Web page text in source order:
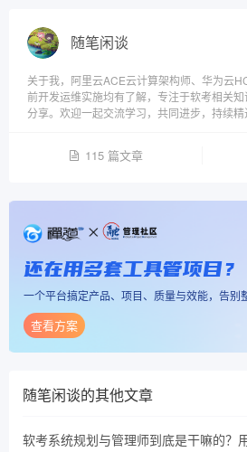
随笔闲谈
关于我，阿里云ACE云计算架构师、华为云
前开发运维实施均有了解，专注于软考相关
分享。欢迎一起交流学习，共同进步，持续精
115 篇文章
还在用多套工具管项目？
一个平台搞定产品、项目、质量与效能，告别
查看方案
随笔闲谈的其他文章